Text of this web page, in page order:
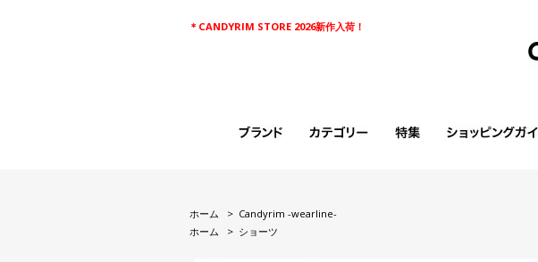
＊CANDYRIM STORE 2026新作入荷！
ホーム > Candyrim -wearline-
ホーム
> ショーツ